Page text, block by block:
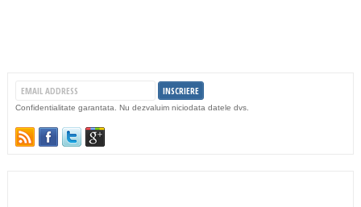
Confidentialitate garantata. Nu dezvaluim niciodata datele dvs.